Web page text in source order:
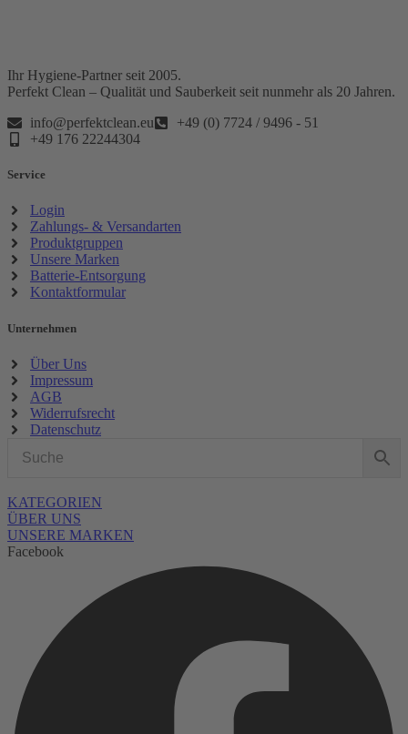
Ihr Hygiene-Partner seit 2005.
Perfekt Clean – Qualität und Sauberkeit seit nunmehr als 20 Jahren.
info@perfektclean.eu
+49 (0) 7724 / 9496 - 51
+49 176 22244304
Service
Login
Zahlungs- & Versandarten
Produktgruppen
Unsere Marken
Batterie-Entsorgung
Kontaktformular
Unternehmen
Über Uns
Impressum
AGB
Widerrufsrecht
Datenschutz
KATEGORIEN
ÜBER UNS
UNSERE MARKEN
Facebook